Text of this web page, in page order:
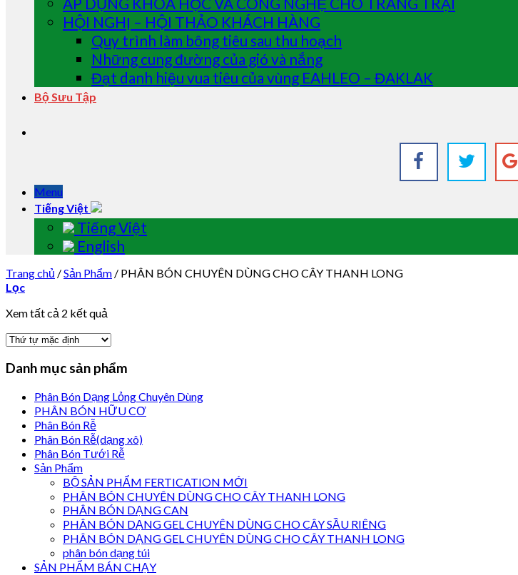
HỘI NGHỊ – HỘI THẢO KHÁCH HÀNG
Quy trình làm bông tiêu sau thu hoạch
Những cung đường của gió và nắng
Đạt danh hiệu vua tiêu của vùng EAHLEO – ĐAKLAK
Bộ Sưu Tập
Menu
Tiếng Việt
Tiếng Việt
English
Trang chủ /Sản Phẩm / PHÂN BÓN CHUYÊN DÙNG CHO CÂY THANH LONG
Lọc
Xem tất cả 2 kết quả
Danh mục sản phẩm
Phân Bón Dạng Lỏng Chuyên Dùng
PHÂN BÓN HỮU CƠ
Phân Bón Rễ
Phân Bón Rễ(dạng xô)
Phân Bón Tưới Rễ
Sản Phẩm
BỘ SẢN PHẨM FERTICATION MỚI
PHÂN BÓN CHUYÊN DÙNG CHO CÂY THANH LONG
PHÂN BÓN DẠNG CAN
PHÂN BÓN DẠNG GEL CHUYÊN DÙNG CHO CÂY SẦU RIÊNG
PHÂN BÓN DẠNG GEL CHUYÊN DÙNG CHO CÂY THANH LONG
phân bón dạng túi
SẢN PHẨM BÁN CHẠY